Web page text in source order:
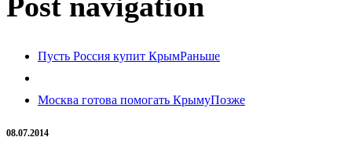
Пусть Россия купит КрымРаньше
Москва готова помогать КрымуПозже
08.07.2014